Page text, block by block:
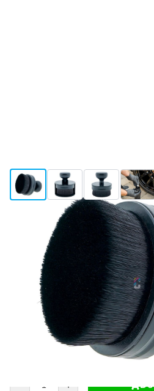
View larger imageView larger image
View larger
W magazynie
Wybierz ilość
1 sztuka
5 sztuk
10 sztuk
zł